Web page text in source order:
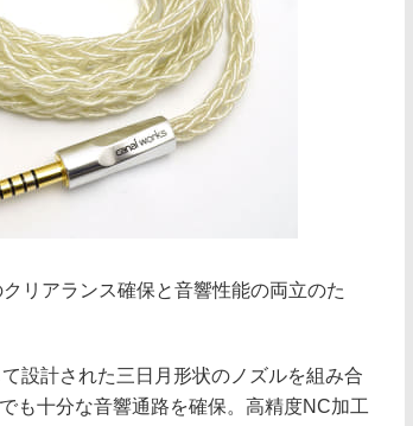
リアランス確保と音響性能の両立のた
設計された三日月形状のノズルを組み合
も十分な音響通路を確保。高精度NC加工